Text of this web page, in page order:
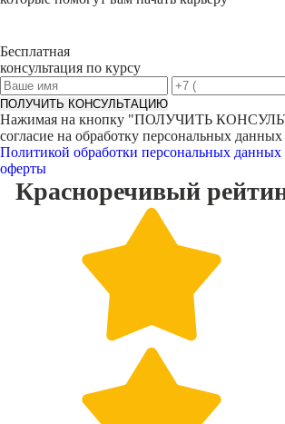
Бесплатная
консультация по курсу
ПОЛУЧИТЬ КОНСУЛЬТАЦИЮ
Нажимая на кнопку "ПОЛУЧИТЬ
согласие на обработку персональных данных
Политикой обработки персональных данных
оферты
Красноречивый